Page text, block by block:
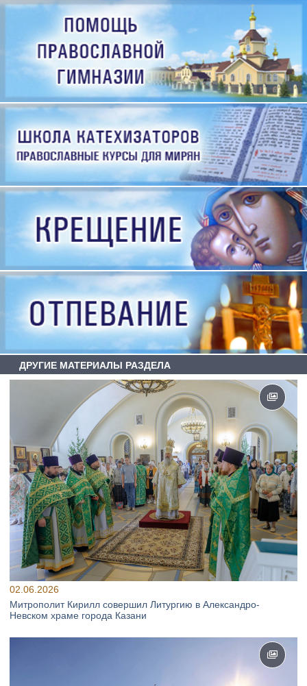
ДРУГИЕ МАТЕРИАЛЫ РАЗДЕЛА
02.06.2026
Митрополит Кирилл совершил Литургию в Александро-
Невском храме города Казани